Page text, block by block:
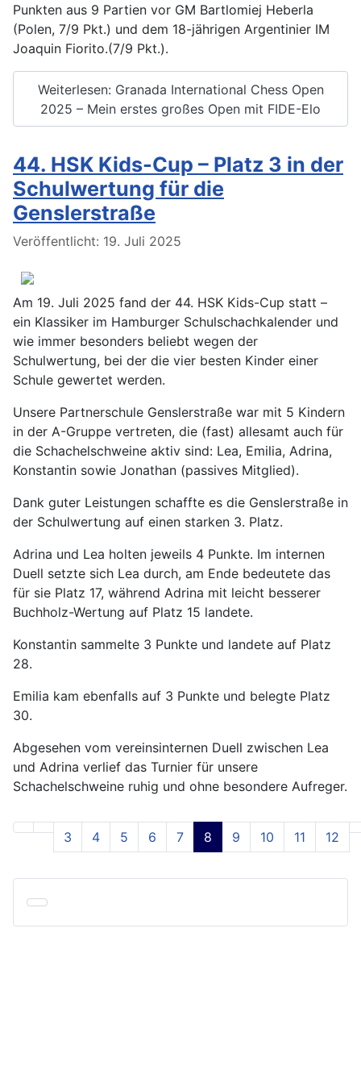
Punkten aus 9 Partien vor GM Bartlomiej Heberla
(Polen, 7/9 Pkt.) und dem 18-jährigen Argentinier IM
Joaquin Fiorito.(7/9 Pkt.).
Weiterlesen: Granada International Chess Open
2025 – Mein erstes großes Open mit FIDE-Elo
44. HSK Kids-Cup – Platz 3 in der
Schulwertung für die
Genslerstraße
Details
Veröffentlicht: 19. Juli 2025
Am 19. Juli 2025 fand der 44. HSK Kids-Cup statt –
ein Klassiker im Hamburger Schulschachkalender und
wie immer besonders beliebt wegen der
Schulwertung, bei der die vier besten Kinder einer
Schule gewertet werden.
Unsere Partnerschule Genslerstraße war mit 5 Kindern
in der A-Gruppe vertreten, die (fast) allesamt auch für
die Schachelschweine aktiv sind: Lea, Emilia, Adrina,
Konstantin sowie Jonathan (passives Mitglied).
Dank guter Leistungen schaffte es die Genslerstraße in
der Schulwertung auf einen starken 3. Platz.
Adrina und Lea holten jeweils 4 Punkte. Im internen
Duell setzte sich Lea durch, am Ende bedeutete das
für sie Platz 17, während Adrina mit leicht besserer
Buchholz-Wertung auf Platz 15 landete.
Konstantin sammelte 3 Punkte und landete auf Platz
28.
Emilia kam ebenfalls auf 3 Punkte und belegte Platz
30.
Abgesehen vom vereinsinternen Duell zwischen Lea
und Adrina verlief das Turnier für unsere
Schachelschweine ruhig und ohne besondere Aufreger.
Seite 8 von 24
3 4 5 6 7 8 9 10 11 12